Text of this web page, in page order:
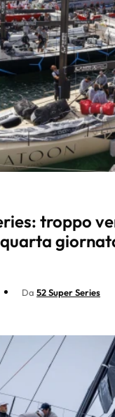
troppo
Da 52 Super Series